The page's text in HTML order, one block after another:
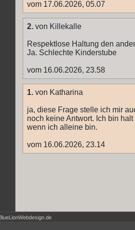
vom 17.06.2026, 05.07
2. von Killekalle
Respektlose Haltung den
Ja. Schlechte Kinderstube
vom 16.06.2026, 23.58
1. von Katharina
ja, diese Frage stelle ich mir
noch keine Antwort. Ich bin
wenn ich alleine bin.
vom 16.06.2026, 23.14